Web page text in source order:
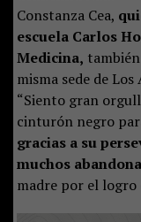
Constanza Cea,
escuela Carlos
Medicina,
misma sede de
“Siento gran
cinturón negro
gracias a su
muchos
madre por el logro